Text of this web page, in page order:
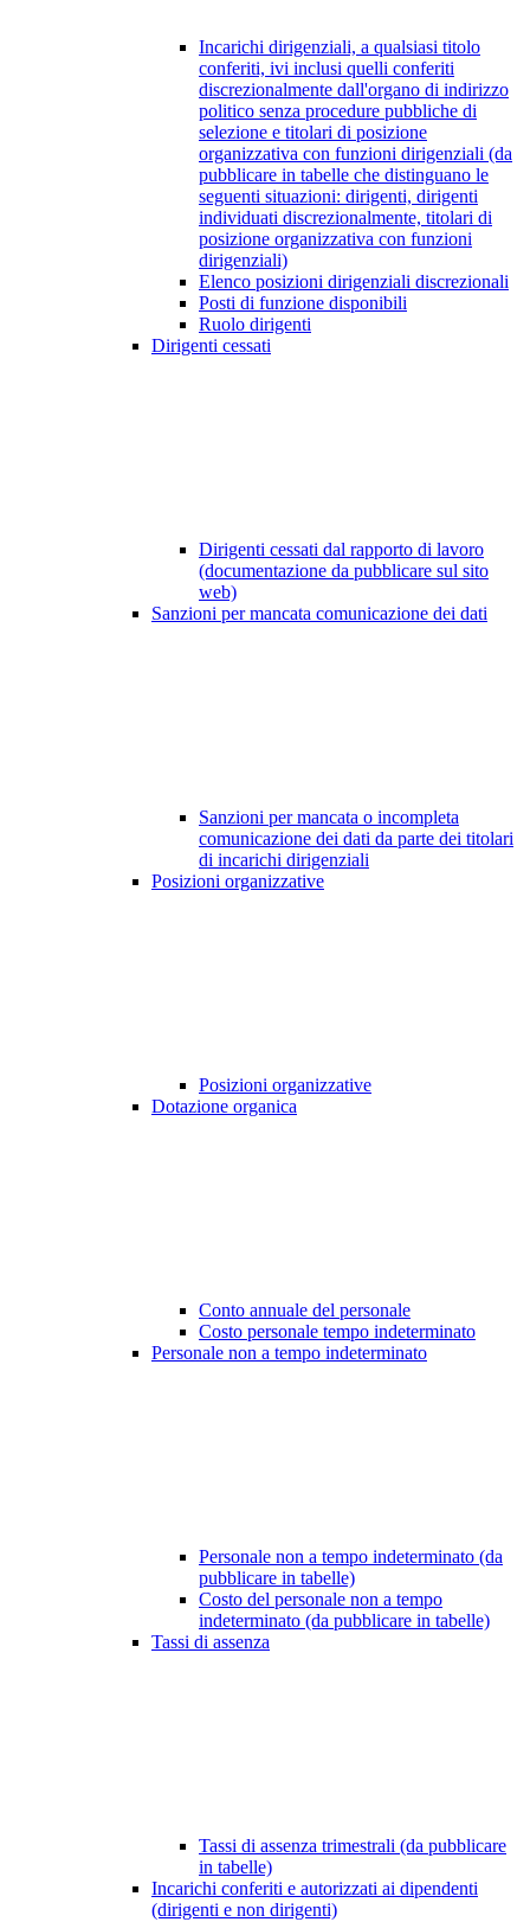
Incarichi dirigenziali, a qualsiasi titolo
conferiti, ivi inclusi quelli conferiti
discrezionalmente dall'organo di indirizzo
politico senza procedure pubbliche di
selezione e titolari di posizione
organizzativa con funzioni dirigenziali (da
pubblicare in tabelle che distinguano le
seguenti situazioni: dirigenti, dirigenti
individuati discrezionalmente, titolari di
posizione organizzativa con funzioni
dirigenziali)
Elenco posizioni dirigenziali discrezionali
Posti di funzione disponibili
Ruolo dirigenti
Dirigenti cessati
Dirigenti cessati dal rapporto di lavoro
(documentazione da pubblicare sul sito
web)
Sanzioni per mancata comunicazione dei dati
Sanzioni per mancata o incompleta
comunicazione dei dati da parte dei titolari
di incarichi dirigenziali
Posizioni organizzative
Posizioni organizzative
Dotazione organica
Conto annuale del personale
Costo personale tempo indeterminato
Personale non a tempo indeterminato
Personale non a tempo indeterminato (da
pubblicare in tabelle)
Costo del personale non a tempo
indeterminato (da pubblicare in tabelle)
Tassi di assenza
Tassi di assenza trimestrali (da pubblicare
in tabelle)
Incarichi conferiti e autorizzati ai dipendenti
(dirigenti e non dirigenti)